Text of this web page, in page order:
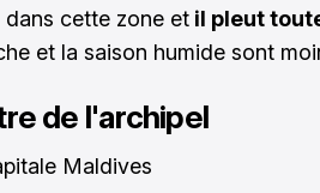
dans cette zone et il pleut
et la saison humide sont
de l'archipel